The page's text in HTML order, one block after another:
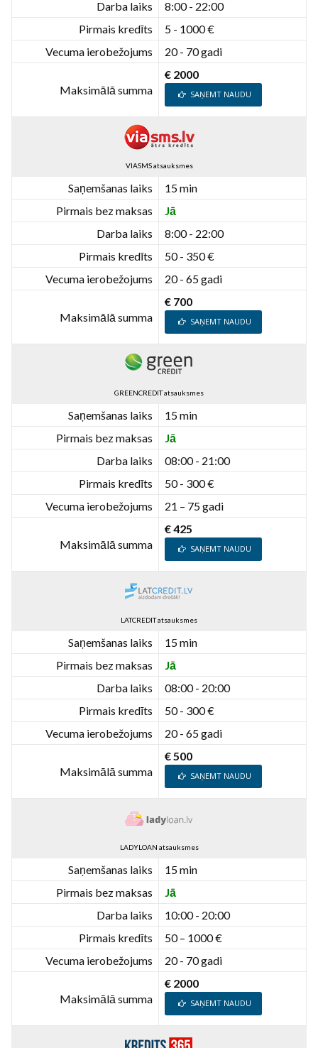
Darba laiks
8:00 - 22:00
Pirmais kredīts
5 - 1000 €
Vecuma ierobežojums
20 - 70 gadi
Maksimālā summa
€ 2000
SAŅEMT NAUDU
VIASMS atsauksmes
Saņemšanas laiks
15 min
Pirmais bez maksas
Jā
Darba laiks
8:00 - 22:00
Pirmais kredīts
50 - 350 €
Vecuma ierobežojums
20 - 65 gadi
Maksimālā summa
€ 700
SAŅEMT NAUDU
GREENCREDIT atsauksmes
Saņemšanas laiks
15 min
Pirmais bez maksas
Jā
Darba laiks
08:00 - 21:00
Pirmais kredīts
50 - 300 €
Vecuma ierobežojums
21 – 75 gadi
Maksimālā summa
€ 425
SAŅEMT NAUDU
LATCREDIT atsauksmes
Saņemšanas laiks
15 min
Pirmais bez maksas
Jā
Darba laiks
08:00 - 20:00
Pirmais kredīts
50 - 300 €
Vecuma ierobežojums
20 - 65 gadi
Maksimālā summa
€ 500
SAŅEMT NAUDU
LADYLOAN atsauksmes
Saņemšanas laiks
15 min
Pirmais bez maksas
Jā
Darba laiks
10:00 - 20:00
Pirmais kredīts
50 – 1000 €
Vecuma ierobežojums
20 - 70 gadi
Maksimālā summa
€ 2000
SAŅEMT NAUDU